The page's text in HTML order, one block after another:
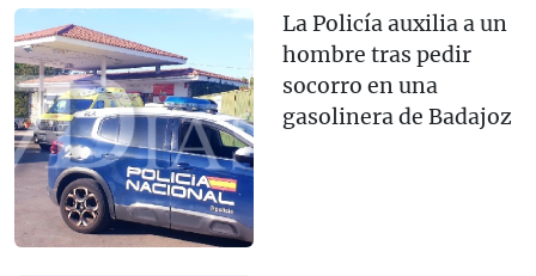
La Policía auxilia a un
hombre tras pedir
socorro en una
gasolinera de Badajoz